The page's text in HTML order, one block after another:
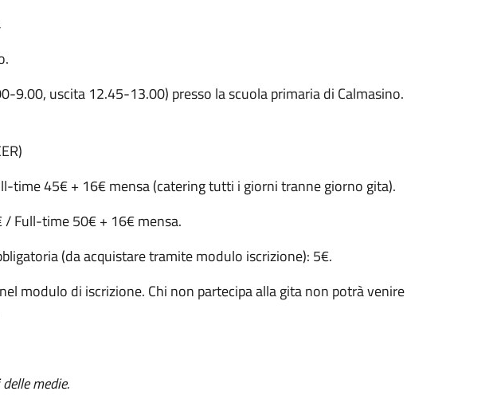
9.00, uscita 12.45-13.00) presso la scuola primaria di Calmasino.
time 45€ + 16€ mensa (catering tutti i giorni tranne giorno gita).
Full-time 50€ + 16€ mensa.
(da acquistare tramite modulo iscrizione): 5€.
modulo di iscrizione. Chi non partecipa alla gita non potrà venire
medie.